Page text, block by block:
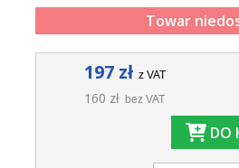
Towar
197 zł z VAT
160 zł bez VAT
DO